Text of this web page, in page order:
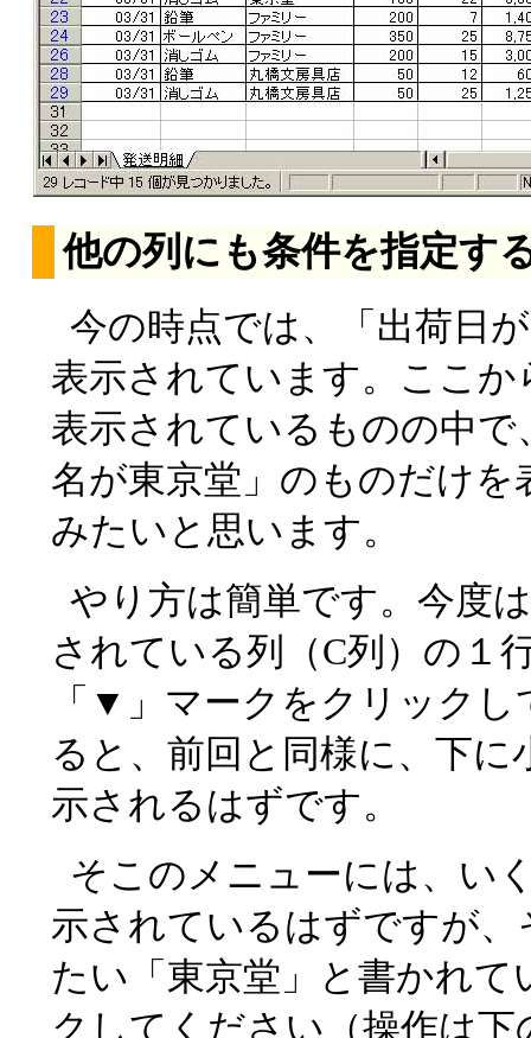
他の列にも条件を指定す
今の時点では、「出荷日
表示されています。ここか
表示されているものの中で
名が東京堂」のものだけ
みたいと思います。
やり方は簡単です。今度
されている列（C列）の１
「▼」マークをクリック
ると、前回と同様に、下に
示されるはずです。
そこのメニューには、い
示されているはずですが
たい「東京堂」と書かれ
クしてください（操作は